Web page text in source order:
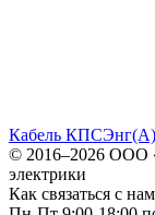
Кабель
© 2016–2026 ООО
электрики
Как связаться с